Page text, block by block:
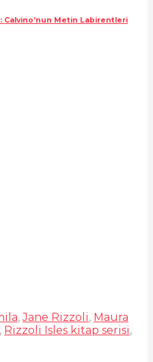
Calvino’nun Metin Labirentleri
,Jane Rizzoli, Maura
, Rizzoli Isles kitap serisi,